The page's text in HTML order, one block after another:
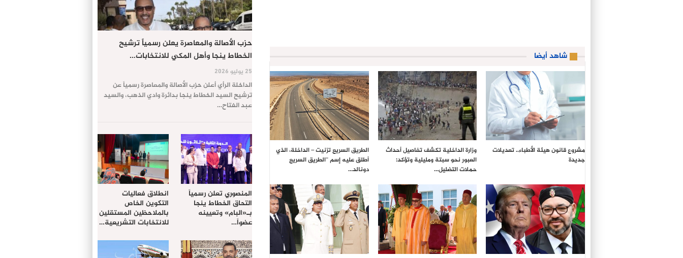
شاهد أيضا
مشروع قانون هيئة الأطباء.. تعديلات
جديدة
وزارة الداخلية تكشف تفاصيل أحداث
العبور نحو سبتة ومليلية وتؤكد:
حملات التضليل…
الطريق السريع تزنيت – الداخلة، الذي
أطلق عليه إسم “الطريق السريع
دونالد…
حزب الأصالة والمعاصرة يعلن رسمياً ترشيح
الخطاط ينجا وأهل المكي للانتخابات…
25 يوليو 2026
الداخلة الرأي أعلن حزب الأصالة والمعاصرة رسمياً عن
ترشيح السيد الخطاط ينجا بدائرة وادي الذهب، والسيد
عبد الفتاح…
المنصوري تعلن رسمياً
التحاق الخطاط ينجا
بـ«البام» وتعيينه
عضواً…
انطلاق فعاليات
التكوين الخاص
بالملاحظين المستقلين
للانتخابات التشريعية…